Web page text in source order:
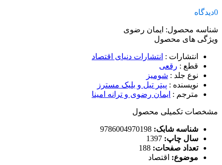
0دیدگاه
شناسه محصول: ایمان رضوی
ویژگی های محصول
انتشارات : انتشارات دنیای اقتصاد
قطع : رقعی
نوع جلد : شومیز
نویسنده : پیتر تیل و بلیک مسترز
مترجم : ایمان رضوی و ترانه امینا
مشخصات تکمیلی محصول
شناسه شابک:
سال چاپ:
تعداد صفحات:
موضوع: اقتصاد